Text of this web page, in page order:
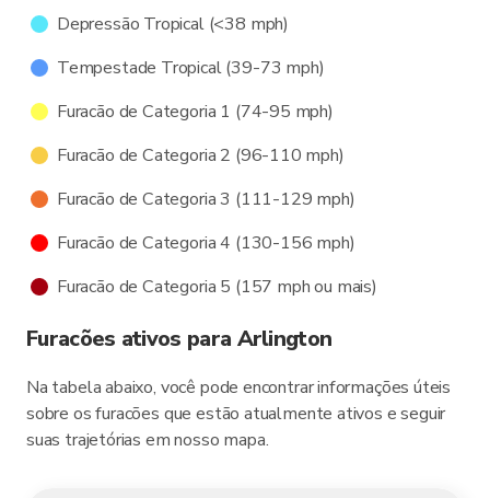
Depressão Tropical (<38 mph)
Tempestade Tropical (39-73 mph)
Furacão de Categoria 1 (74-95 mph)
Furacão de Categoria 2 (96-110 mph)
Furacão de Categoria 3 (111-129 mph)
Furacão de Categoria 4 (130-156 mph)
Furacão de Categoria 5 (157 mph ou mais)
Furacões ativos para Arlington
Na tabela abaixo, você pode encontrar informações úteis
sobre os furacões que estão atualmente ativos e seguir
suas trajetórias em nosso mapa.